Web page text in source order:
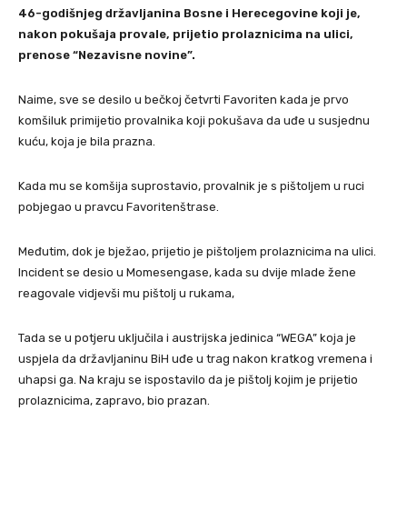
46-godišnjeg državljanina Bosne i Herecegovine koji je,
nakon pokušaja provale, prijetio prolaznicima na ulici,
prenose “Nezavisne novine”.
Naime, sve se desilo u bečkoj četvrti Favoriten kada je prvo
komšiluk primijetio provalnika koji pokušava da uđe u susjednu
kuću, koja je bila prazna.
Kada mu se komšija suprostavio, provalnik je s pištoljem u ruci
pobjegao u pravcu Favoritenštrase.
Međutim, dok je bježao, prijetio je pištoljem prolaznicima na ulici.
Incident se desio u Momesengase, kada su dvije mlade žene
reagovale vidjevši mu pištolj u rukama,
Tada se u potjeru uključila i austrijska jedinica “WEGA” koja je
uspjela da državljaninu BiH uđe u trag nakon kratkog vremena i
uhapsi ga. Na kraju se ispostavilo da je pištolj kojim je prijetio
prolaznicima, zapravo, bio prazan.